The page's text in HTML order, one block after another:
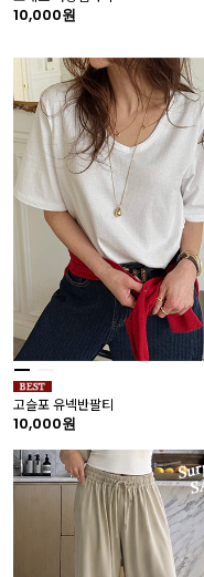
10,000원
고슬포 유넥반팔티
10,000원